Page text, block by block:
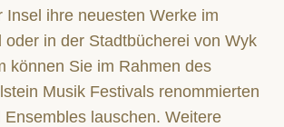
Insel ihre neuesten Werke im
oder in der Stadtbücherei von Wyk
können Sie im Rahmen des
Musik Festivals renommierten
Ensembles lauschen. Weitere